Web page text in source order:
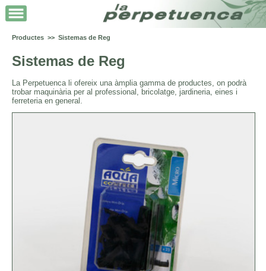
Productes >> Sistemas de Reg
Sistemas de Reg
La Perpetuenca li ofereix una àmplia gamma de productes, on podrà
trobar maquinària per al professional, bricolatge, jardineria, eines i
ferreteria en general.